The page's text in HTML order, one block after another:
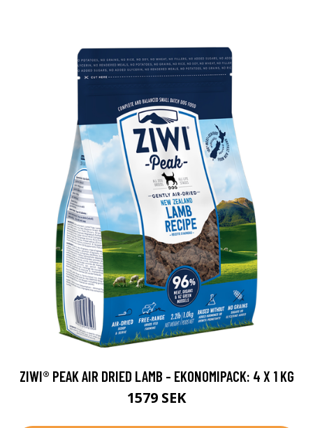
ZIWI® PEAK AIR DRIED LAMB - EKONOMIPACK: 4 X 1 KG
1579 SEK